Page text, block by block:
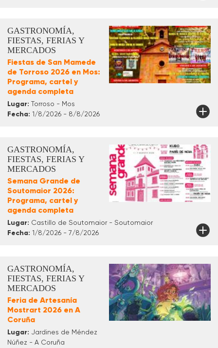
GASTRONOMÍA,
FIESTAS, FERIAS Y
MERCADOS
Fiestas de San Mamede
de Torroso 2026 en Mos:
Programa, cartel y
agenda completa
Lugar: Torroso - Mos
Fecha: 1/8/2026 - 8/8/2026
GASTRONOMÍA,
FIESTAS, FERIAS Y
MERCADOS
Semana Grande de
Soutomaior 2026:
Programa, cartel y
agenda completa
Lugar: Castillo de Soutomaior - Soutomaior
Fecha: 1/8/2026 - 7/8/2026
GASTRONOMÍA,
FIESTAS, FERIAS Y
MERCADOS
Feria de Artesanía
Mostrart 2026 en A
Coruña
Lugar: Jardines de Méndez
Núñez - A Coruña